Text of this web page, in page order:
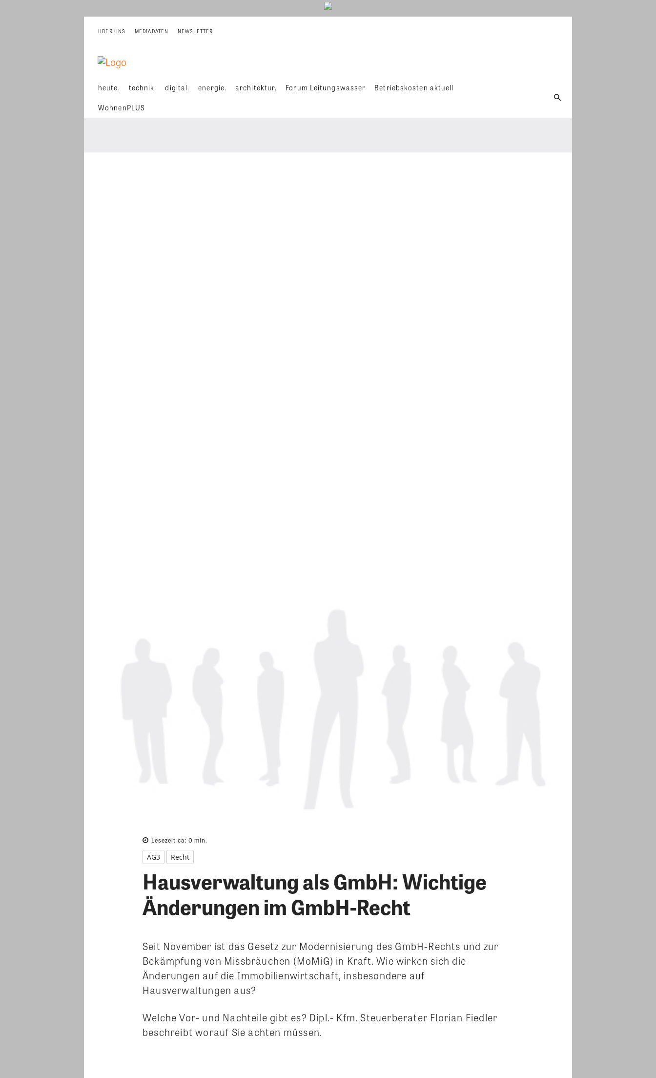
ÜBER UNS MEDIADATEN NEWSLETTER
heute. technik. digital. energie. architektur. Forum Leitungswasser Betriebskosten aktuell
WohnenPLUS
Lesezeit ca: 0 min.
AG3 Recht
Hausverwaltung als GmbH: Wichtige
Änderungen im GmbH-Recht
Seit November ist das Gesetz zur Modernisierung des GmbH-Rechts und zur
Bekämpfung von Missbräuchen (MoMiG) in Kraft. Wie wirken sich die
Änderungen auf die Immobilienwirtschaft, insbesondere auf
Hausverwaltungen aus?
Welche Vor- und Nachteile gibt es? Dipl.- Kfm. Steuerberater Florian Fiedler
beschreibt worauf Sie achten müssen.